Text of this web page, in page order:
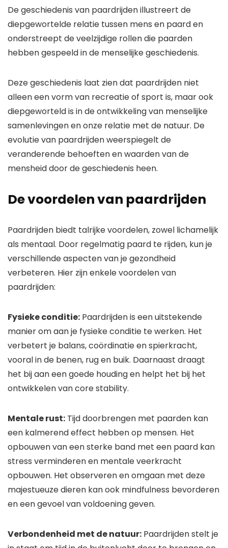
De geschiedenis van paardrijden illustreert de
diepgewortelde relatie tussen mens en paard en
onderstreept de veelzijdige rollen die paarden
hebben gespeeld in de menselijke geschiedenis.
Deze geschiedenis laat zien dat paardrijden niet
alleen een vorm van recreatie of sport is, maar ook
diepgeworteld is in de ontwikkeling van menselijke
samenlevingen en onze relatie met de natuur. De
evolutie van paardrijden weerspiegelt de
veranderende behoeften en waarden van de
mensheid door de geschiedenis heen.
De voordelen van paardrijden
Paardrijden biedt talrijke voordelen, zowel lichamelijk
als mentaal. Door regelmatig paard te rijden, kun je
verschillende aspecten van je gezondheid
verbeteren. Hier zijn enkele voordelen van
paardrijden:
Fysieke conditie: Paardrijden is een uitstekende
manier om aan je fysieke conditie te werken. Het
verbetert je balans, coördinatie en spierkracht,
vooral in de benen, rug en buik. Daarnaast draagt
het bij aan een goede houding en helpt het bij het
ontwikkelen van core stability.
Mentale rust: Tijd doorbrengen met paarden kan
een kalmerend effect hebben op mensen. Het
opbouwen van een sterke band met een paard kan
stress verminderen en mentale veerkracht
opbouwen. Het observeren en omgaan met deze
majestueuze dieren kan ook mindfulness bevorderen
en een gevoel van voldoening geven.
Verbondenheid met de natuur: Paardrijden stelt je